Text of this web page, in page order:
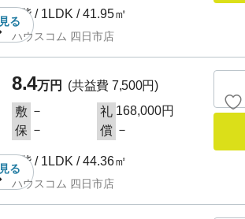
見る
3階 / 1LDK / 41.95㎡
ハウスコム 四日市店
見る
8.4万円
(共益費 7,500円)
敷 － 礼 168,000円
保 － 償 －
3階 / 1LDK / 44.36㎡
ハウスコム 四日市店